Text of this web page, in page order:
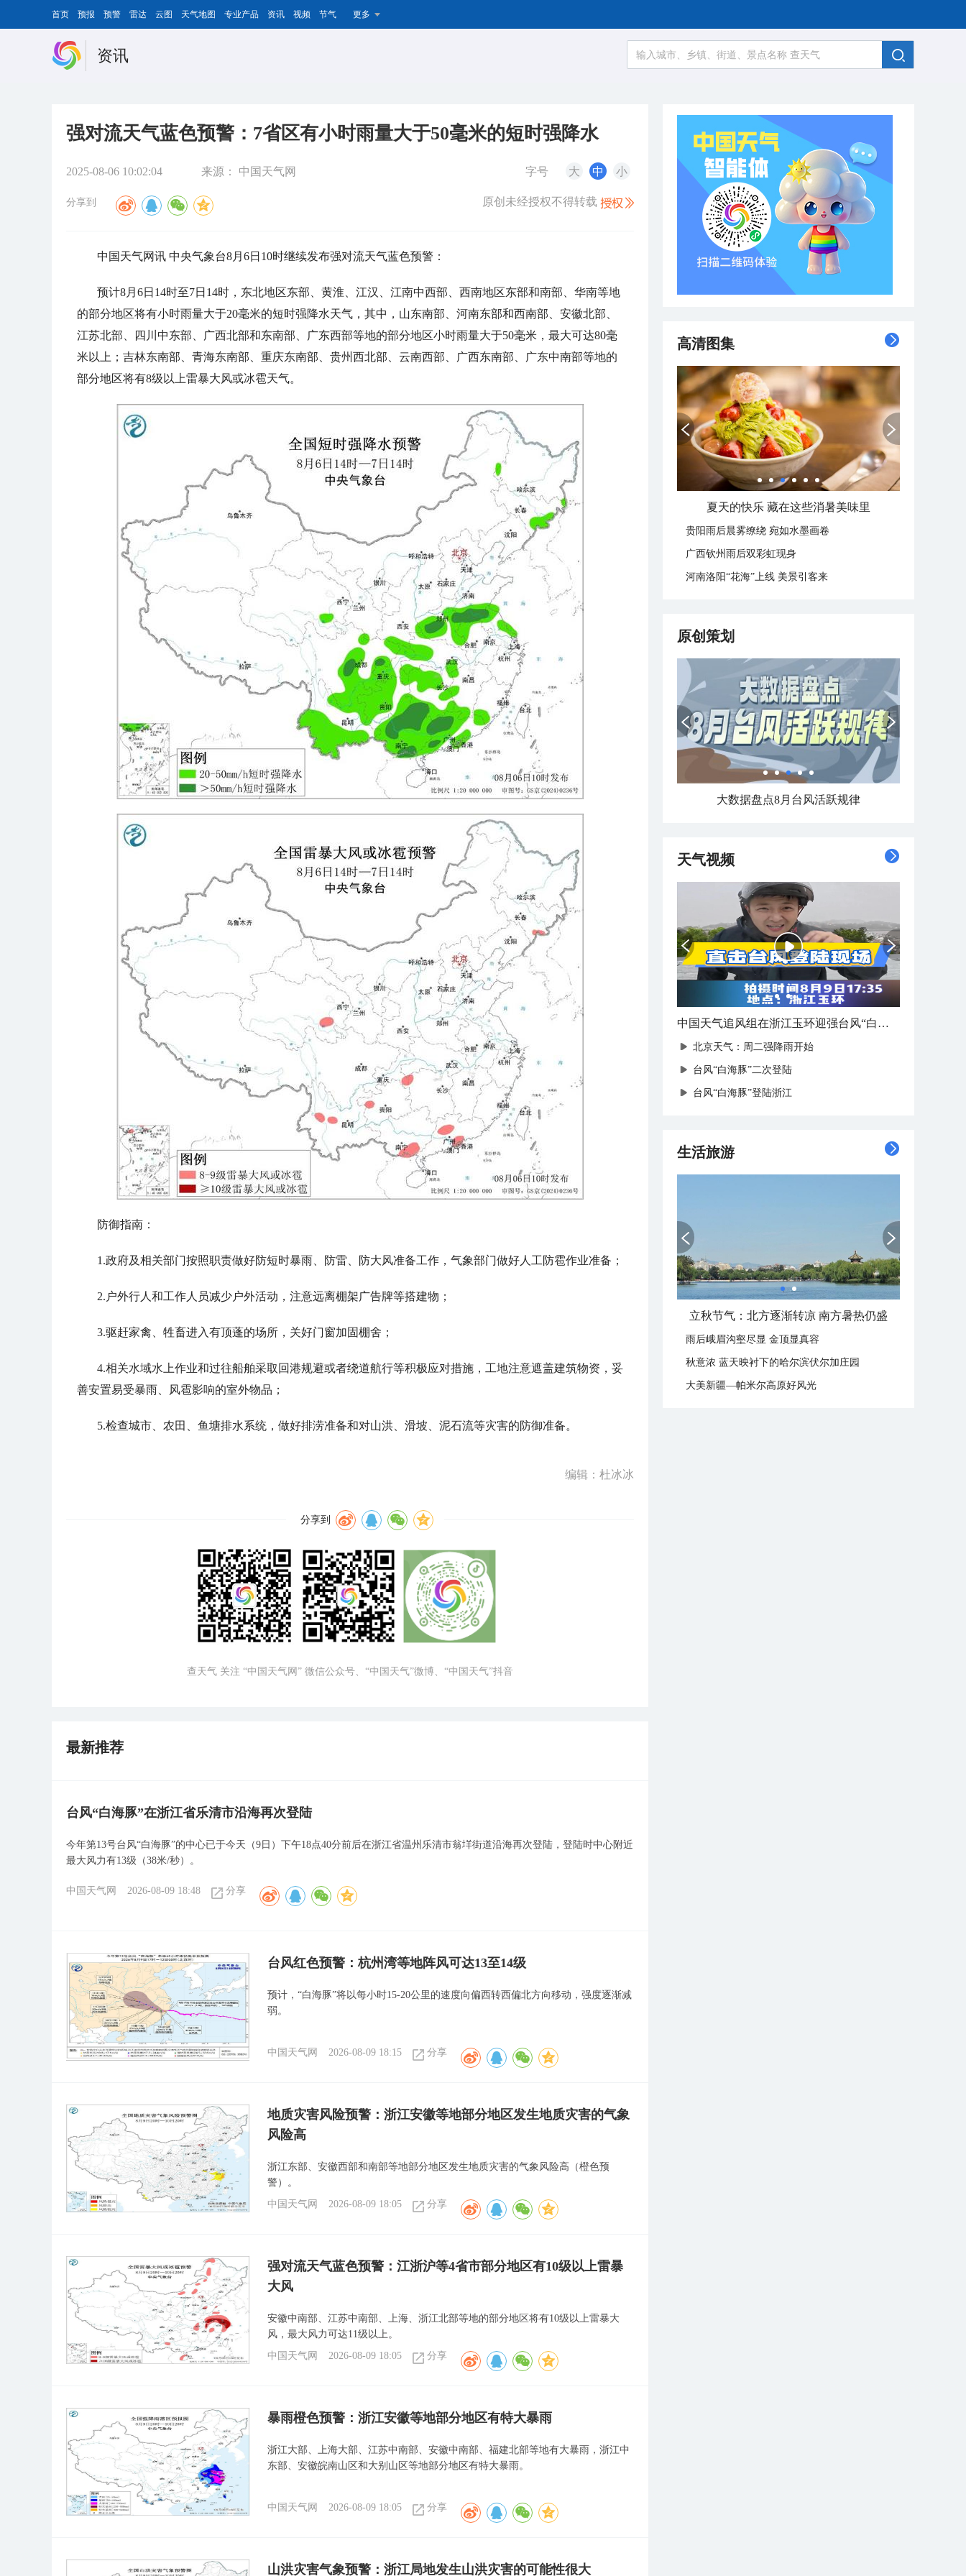
首页 预报 预警 雷达 云图 天气地图 专业产品 资讯 视频 节气 更多
资讯
强对流天气蓝色预警：7省区有小时雨量大于50毫米的短时强降水
2025-08-06 10:02:04 来源： 中国天气网 字号 大 中 小
分享到 原创未经授权不得转载
中国天气网讯 中央气象台8月6日10时继续发布强对流天气蓝色预警：
预计8月6日14时至7日14时，东北地区东部、黄淮、江汉、江南中西部、西南地区东部和南部、华南等地
的部分地区将有小时雨量大于20毫米的短时强降水天气，其中，山东南部、河南东部和西南部、安徽北部、
江苏北部、四川中东部、广西北部和东南部、广东西部等地的部分地区小时雨量大于50毫米，最大可达80毫
米以上；吉林东南部、青海东南部、重庆东南部、贵州西北部、云南西部、广西东南部、广东中南部等地的
部分地区将有8级以上雷暴大风或冰雹天气。
防御指南：
1.政府及相关部门按照职责做好防短时暴雨、防雷、防大风准备工作，气象部门做好人工防雹作业准备；
2.户外行人和工作人员减少户外活动，注意远离棚架广告牌等搭建物；
3.驱赶家禽、牲畜进入有顶蓬的场所，关好门窗加固棚舍；
4.相关水域水上作业和过往船舶采取回港规避或者绕道航行等积极应对措施，工地注意遮盖建筑物资，妥
善安置易受暴雨、风雹影响的室外物品；
5.检查城市、农田、鱼塘排水系统，做好排涝准备和对山洪、滑坡、泥石流等灾害的防御准备。
编辑：杜冰冰
分享到
查天气 关注 “中国天气网” 微信公众号、“中国天气”微博、“中国天气”抖音
最新推荐
台风“白海豚”在浙江省乐清市沿海再次登陆
今年第13号台风“白海豚”的中心已于今天（9日）下午18点40分前后在浙江省温州乐清市翁垟街道沿海再次登陆，登陆时中心附近
最大风力有13级（38米/秒）。
中国天气网 2026-08-09 18:48 分享
​台风红色预警：杭州湾等地阵风可达13至14级
预计，“白海豚”将以每小时15-20公里的速度向偏西转西偏北方向移动，强度逐渐减
弱。
中国天气网 2026-08-09 18:15 分享
地质灾害风险预警：浙江安徽等地部分地区发生地质灾害的气象
风险高
浙江东部、安徽西部和南部等地部分地区发生地质灾害的气象风险高（橙色预
警）。
中国天气网
2026-08-09 18:05 分享
强对流天气蓝色预警：江浙沪等4省市部分地区有10级以上雷暴
大风
安徽中南部、江苏中南部、上海、浙江北部等地的部分地区将有10级以上雷暴大
风，最大风力可达11级以上。
中国天气网
2026-08-09 18:05 分享
暴雨橙色预警：浙江安徽等地部分地区有特大暴雨
浙江大部、上海大部、江苏中南部、安徽中南部、福建北部等地有大暴雨，浙江中
东部、安徽皖南山区和大别山区等地部分地区有特大暴雨。
中国天气网 2026-08-09 18:05 分享
山洪灾害气象预警：浙江局地发生山洪灾害的可能性很大
高清图集
夏天的快乐 藏在这些消暑美味里
贵阳雨后晨雾缭绕 宛如水墨画卷
广西钦州雨后双彩虹现身
河南洛阳“花海”上线 美景引客来
原创策划
大数据盘点8月台风活跃规律
天气视频
中国天气追风组在浙江玉环迎强台风“白海豚”登陆
北京天气：周二强降雨开始
台风“白海豚”二次登陆
台风“白海豚”登陆浙江
生活旅游
立秋节气：北方逐渐转凉 南方暑热仍盛
雨后峨眉沟壑尽显 金顶显真容
秋意浓 蓝天映衬下的哈尔滨伏尔加庄园
大美新疆—帕米尔高原好风光